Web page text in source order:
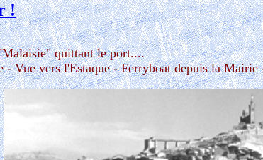
!
quittant le port....
Vue vers l'Estaque - Ferryboat depuis la